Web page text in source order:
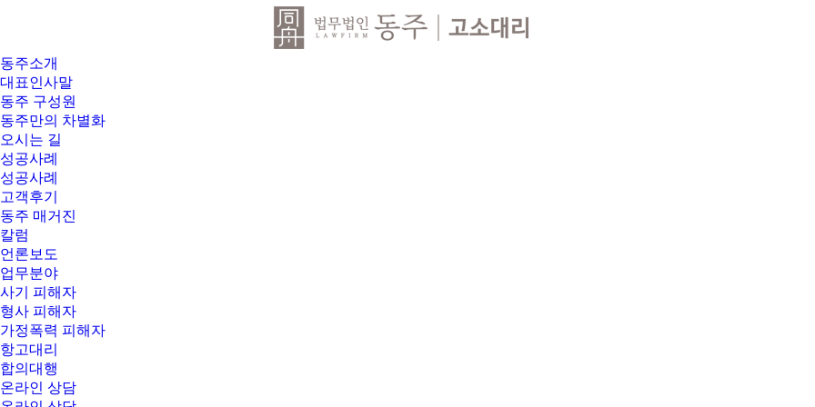
동주소개
대표인사말
동주 구성원
동주만의 차별화
오시는 길
성공사례
성공사례
고객후기
동주 매거진
칼럼
언론보도
업무분야
사기 피해자
형사 피해자
가정폭력 피해자
항고대리
합의대행
온라인 상담